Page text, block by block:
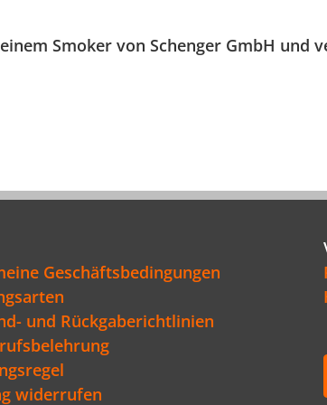
Smoker von Schenger GmbH und
Geschäftsbedingungen
und Rückgaberichtlinien
widerrufen